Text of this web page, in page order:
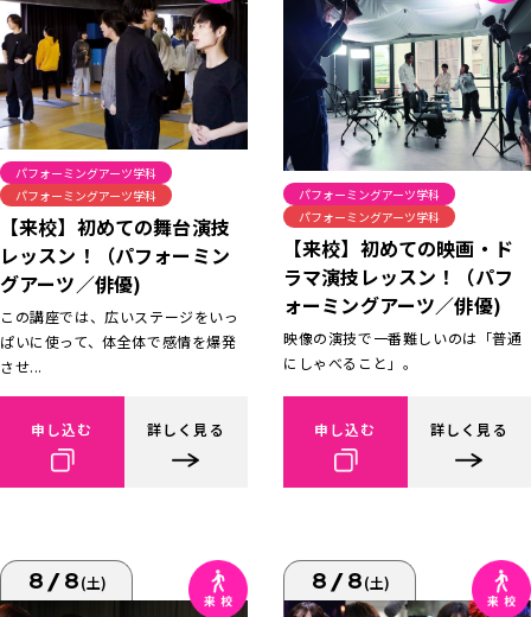
パフォーミングアーツ学科
パフォーミングアーツ学科
【来校】初めての舞台演技
レッスン！（パフォーミン
グアーツ／俳優)
この講座では、広いステージをいっ
ぱいに使って、体全体で感情を爆発
させ...
申し込む 詳しく見る
パフォーミングアーツ学科
パフォーミングアーツ学科
【来校】初めての映画・ド
ラマ演技レッスン！（パフ
ォーミングアーツ／俳優)
映像の演技で一番難しいのは「普通
にしゃべること」。
申し込む 詳しく見る
8/8(土) 8/8(土)